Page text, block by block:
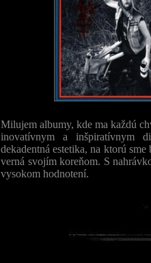
Milujem albumy, kde ma každú
inovatívnym a inšpiratívnym
dekadentná estetika, na ktorú
verná svojím koreňom. S
vysokom hodnotení.